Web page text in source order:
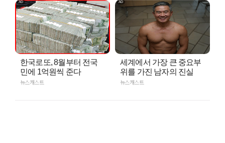
한국로또, 8월부터 전국
민에 1억원씩 준다
뉴스캐스트
세계에서 가장 큰 중요부
위를 가진 남자의 진실
뉴스캐스트